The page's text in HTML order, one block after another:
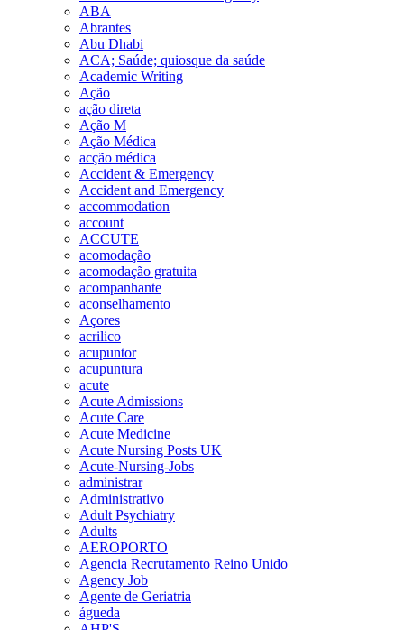
ABA
Abrantes
Abu Dhabi
ACA; Saúde; quiosque da saúde
Academic Writing
Ação
ação direta
Ação M
Ação Médica
acção médica
Accident & Emergency
Accident and Emergency
accommodation
account
ACCUTE
acomodação
acomodação gratuita
acompanhante
aconselhamento
Açores
acrilico
acupuntor
acupuntura
acute
Acute Admissions
Acute Care
Acute Medicine
Acute Nursing Posts UK
Acute-Nursing-Jobs
administrar
Administrativo
Adult Psychiatry
Adults
AEROPORTO
Agencia Recrutamento Reino Unido
Agency Job
Agente de Geriatria
águeda